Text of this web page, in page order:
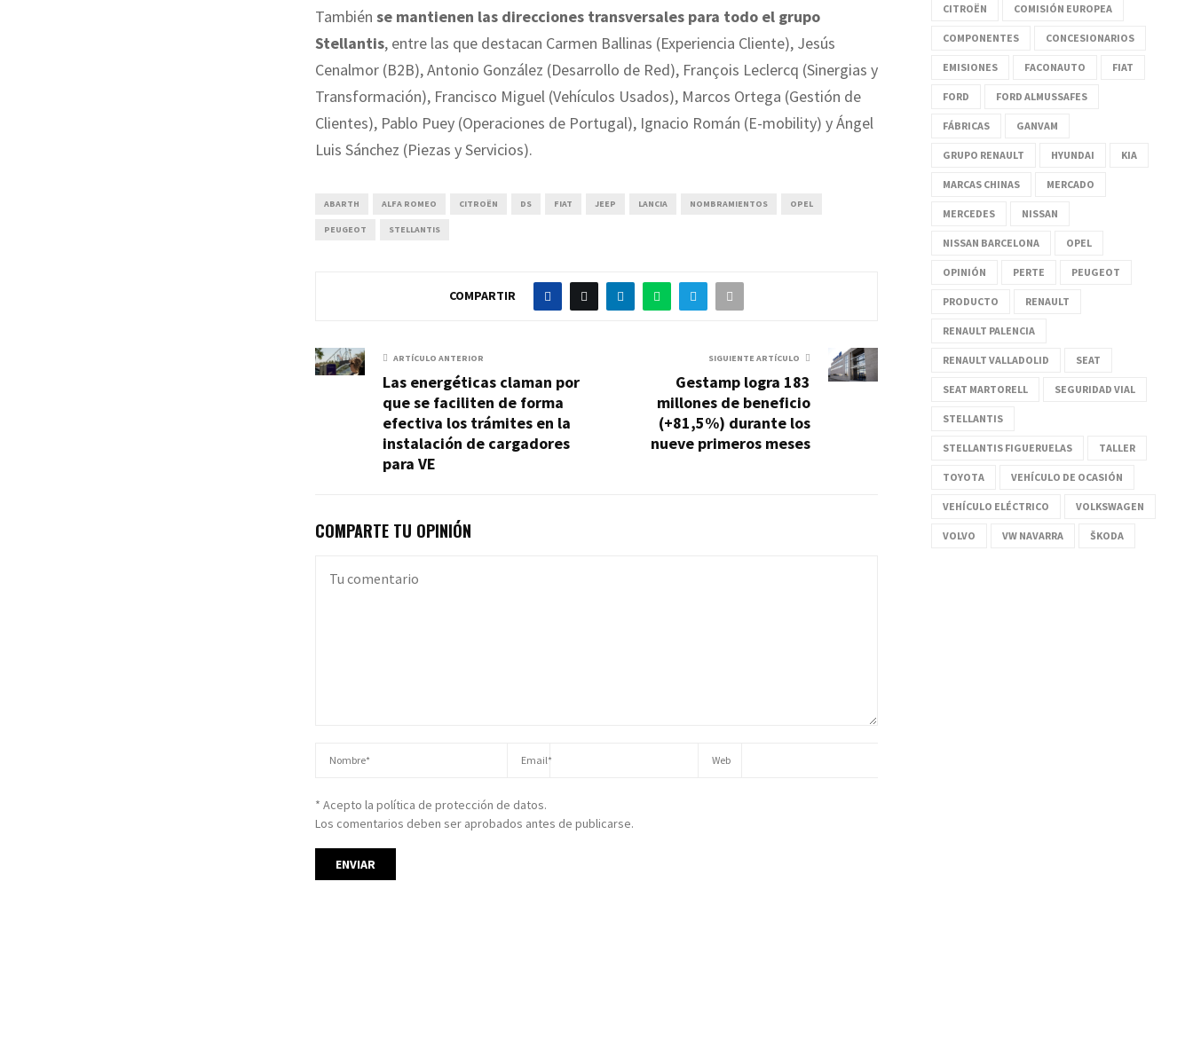
También se mantienen las direcciones transversales para todo el grupo
Stellantis, entre las que destacan Carmen Ballinas (Experiencia Cliente), Jesús
Cenalmor (B2B), Antonio González (Desarrollo de Red), François Leclercq (Sinergias y
Transformación), Francisco Miguel (Vehículos Usados), Marcos Ortega (Gestión de
Clientes), Pablo Puey (Operaciones de Portugal), Ignacio Román (E-mobility) y Ángel
Luis Sánchez (Piezas y Servicios).
ABARTH ALFA ROMEO CITROËN DS FIAT JEEP LANCIA NOMBRAMIENTOS OPEL
PEUGEOT STELLANTIS
COMPARTIR
ARTÍCULO ANTERIOR
Las energéticas claman por
que se faciliten de forma
efectiva los trámites en la
instalación de cargadores
para VE
SIGUIENTE ARTÍCULO
Gestamp logra 183
millones de beneficio
(+81,5%) durante los
nueve primeros meses
COMPARTE TU OPINIÓN
* Acepto la política de protección de datos.
Los comentarios deben ser aprobados antes de publicarse.
CITROËN COMISIÓN EUROPEA
COMPONENTES CONCESIONARIOS
EMISIONES FACONAUTO FIAT
FORD FORD ALMUSSAFES
FÁBRICAS GANVAM
GRUPO RENAULT HYUNDAI KIA
MARCAS CHINAS MERCADO
MERCEDES NISSAN
NISSAN BARCELONA OPEL
OPINIÓN PERTE PEUGEOT
PRODUCTO RENAULT
RENAULT PALENCIA
RENAULT VALLADOLID SEAT
SEAT MARTORELL SEGURIDAD VIAL
STELLANTIS
STELLANTIS FIGUERUELAS TALLER
TOYOTA VEHÍCULO DE OCASIÓN
VEHÍCULO ELÉCTRICO VOLKSWAGEN
VOLVO VW NAVARRA ŠKODA